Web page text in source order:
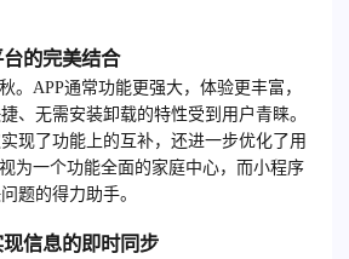
的完美结合
。APP通常功能更强大，体验更丰富，
、无需安装卸载的特性受到用户青睐。
现了功能上的互补，还进一步优化了用
为一个功能全面的家庭中心，而小程序
题的得力助手。
信息的即时同步